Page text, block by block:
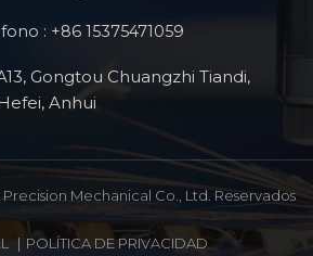
: +86 15375471059
Gongtou Chuangzhi Tiandi,
Anhui
Mechanical Co., Ltd. Reservados
| POLÍTICA DE PRIVACIDAD